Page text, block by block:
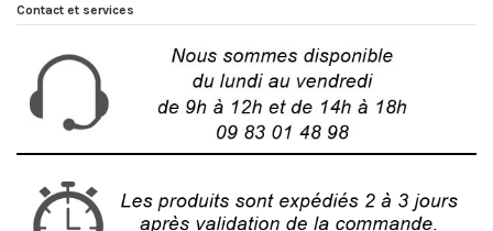
Contact et services